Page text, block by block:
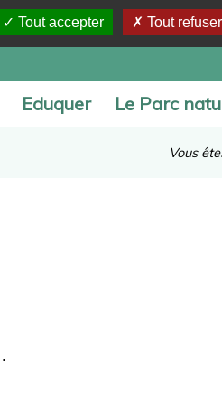
Eduquer Le Parc
Vous
.
Tout accepter Tout refuser